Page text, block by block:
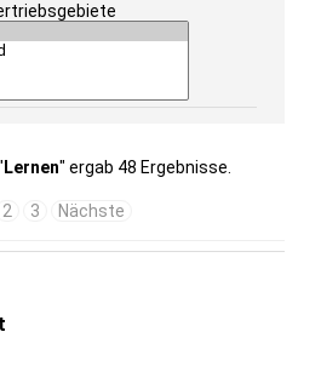
Lernen" ergab 48 Ergebnisse.
2 3 Nächste